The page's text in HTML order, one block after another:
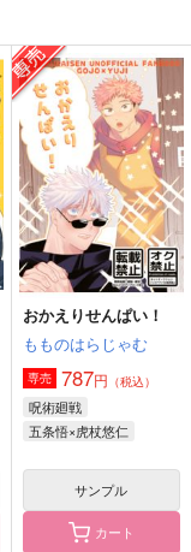
Good bye,Fury.
noa
1,415円
レオナ×女監督生
サンプル
作品詳細
ごじょにゃんとゆじく
んまとめ
ゴビョウ
専売 1,887円（税込）
呪術廻戦
五条悟×虎杖悠仁
サンプル
カート
おかえりせんぱい！
もものはらじゃむ
専売 787円 （税込）
呪術廻戦
五条悟×虎杖悠仁
サンプル
カート